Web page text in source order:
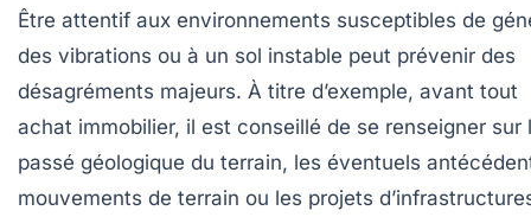
Être attentif aux environnements susceptibles de
des vibrations ou à un sol instable peut prévenir des
désagréments majeurs. À titre d’exemple, avant tout
achat immobilier, il est conseillé de se renseigner sur
passé géologique du terrain, les éventuels
mouvements de terrain ou les projets